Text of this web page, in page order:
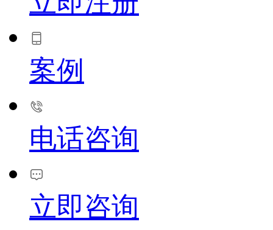
案例
电话咨询
立即咨询